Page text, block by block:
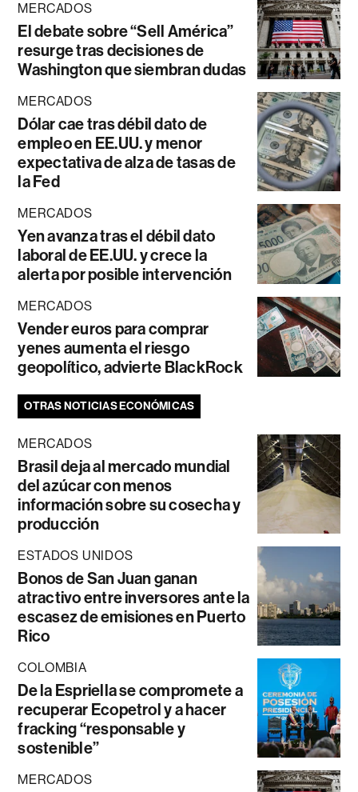
MERCADOS
El debate sobre “Sell América”
resurge tras decisiones de
Washington que siembran dudas
MERCADOS
Dólar cae tras débil dato de
empleo en EE.UU. y menor
expectativa de alza de tasas de
la Fed
MERCADOS
Yen avanza tras el débil dato
laboral de EE.UU. y crece la
alerta por posible intervención
MERCADOS
Vender euros para comprar
yenes aumenta el riesgo
geopolítico, advierte BlackRock
OTRAS NOTICIAS ECONÓMICAS
MERCADOS
Brasil deja al mercado mundial
del azúcar con menos
información sobre su cosecha y
producción
ESTADOS UNIDOS
Bonos de San Juan ganan
atractivo entre inversores ante la
escasez de emisiones en Puerto
Rico
COLOMBIA
De la Espriella se compromete a
recuperar Ecopetrol y a hacer
fracking “responsable y
sostenible”
MERCADOS